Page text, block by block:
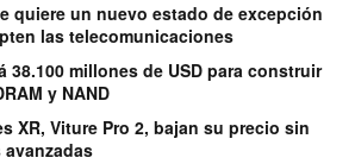
quiere un nuevo estado de excepción
las telecomunicaciones
38.100 millones de USD para construir
y NAND
XR, Viture Pro 2, bajan su precio sin